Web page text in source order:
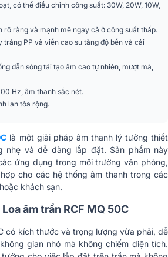
3000 Hz
DMA 504, DMA 162, DMA 82,
DMA 162P, ES 2160, ES 3080, AM
2320, AM 2160, AM 2080, AM
8501, LÊN 2321, LÊN 2162
2.54cm
Khối Euroblock
Khối Euroblock
30 W - 333 ohm
20 W - 500 ohm
có thể điều chỉnh công suất: 30W, 20W, 10W,
rõ ràng và mạnh mẽ ngay cả ở công suất thấp.
tráng PP và viền cao su tăng độ bền và cải
dẫn sóng tái tạo âm cao tự nhiên, mượt mà,
Hz, âm thanh sắc nét.
lan tỏa rộng.
là một giải pháp âm thanh lý tưởng thiết
nhẹ và dễ dàng lắp đặt. Sản phẩm này
ứng dụng trong môi trường văn phòng,
cho các hệ thống âm thanh trong các
khách sạn.
âm trần RCF MQ 50C
có kích thước và trọng lượng vừa phải, dễ
gian nhỏ mà không chiếm diện tích.